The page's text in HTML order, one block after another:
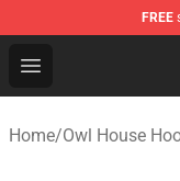
FREE
Open menu
The Owl
Home/Owl House